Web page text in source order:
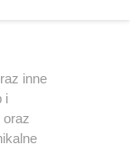
inne
i
oraz